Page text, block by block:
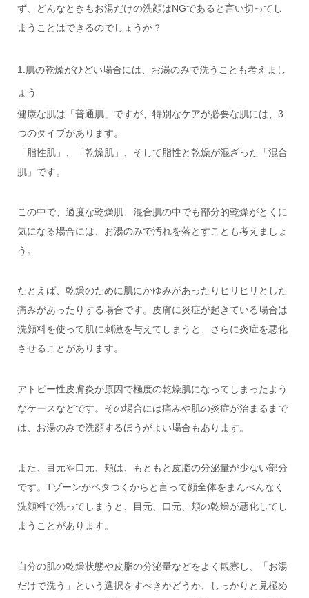
ず、どんなときもお湯だけの洗顔はNGであると言い切ってし
まうことはできるのでしょうか？
1.肌の乾燥がひどい場合には、お湯のみで洗うことも考えまし
ょう
健康な肌は「普通肌」ですが、特別なケアが必要な肌には、3
つのタイプがあります。
「脂性肌」、「乾燥肌」、そして脂性と乾燥が混ざった「混合
肌」です。
この中で、過度な乾燥肌、混合肌の中でも部分的乾燥がとくに
気になる場合には、お湯のみで汚れを落とすことも考えましょ
う。
たとえば、乾燥のために肌にかゆみがあったりヒリヒリとした
痛みがあったりする場合です。皮膚に炎症が起きている場合は
洗顔料を使って肌に刺激を与えてしまうと、さらに炎症を悪化
させることがあります。
アトピー性皮膚炎が原因で極度の乾燥肌になってしまったよう
なケースなどです。その場合には痛みや肌の炎症が治まるまで
は、お湯のみで洗顔するほうがよい場合もあります。
また、目元や口元、頬は、もともと皮脂の分泌量が少ない部分
です。Tゾーンがベタつくからと言って顔全体をまんべんなく
洗顔料で洗ってしまうと、目元、口元、頬の乾燥が悪化してし
まうことがあります。
自分の肌の乾燥状態や皮脂の分泌量などをよく観察し、「お湯
だけで洗う」という選択をすべきかどうか、しっかりと見極め